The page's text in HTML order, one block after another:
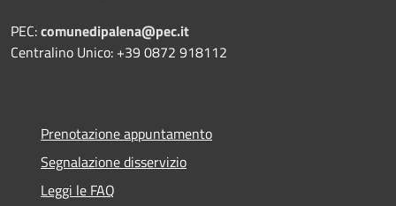
PEC:comunedipalena@pec.it
Centralino Unico: +39 0872 918112
Prenotazione appuntamento
Segnalazione disservizio
Leggi le FAQ